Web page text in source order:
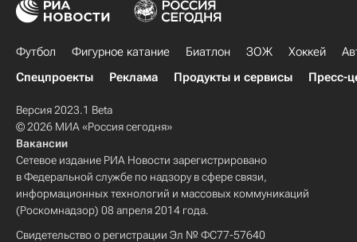
Футбол Фигурное катание Биатлон ЗОЖ Хоккей
Спецпроекты
Реклама Продукты и сервисы Пресс-
Версия 2023.1 Beta
© 2026 МИА «Россия сегодня»
Вакансии
Сетевое издание РИА Новости зарегистрировано
в Федеральной службе по надзору в сфере связи,
информационных технологий и массовых коммуникаций
(Роскомнадзор) 08 апреля 2014 года.
Свидетельство о регистрации Эл № ФС77-57640